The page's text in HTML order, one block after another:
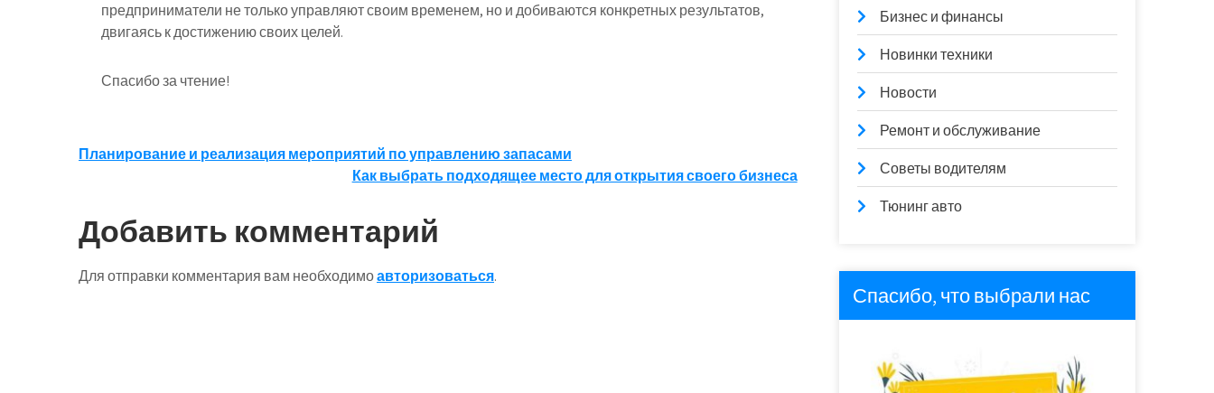
предприниматели не только управляют своим временем, но и добиваются конкретных результатов,
двигаясь к достижению своих целей.
Спасибо за чтение!
Навигация
записям
Планирование и реализация мероприятий по управлению запасами
Как выбрать подходящее место для открытия своего бизнеса
Добавить комментарий
Для отправки комментария вам необходимоавторизоваться.
Бизнес и финансы
Новинки техники
Новости
Ремонт и обслуживание
Советы водителям
Тюнинг авто
Спасибо, что выбрали нас